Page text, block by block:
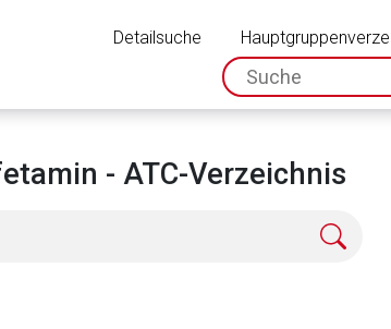
Detailsuche
- ATC-Verzeichnis